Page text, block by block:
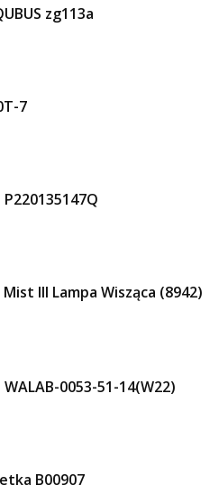
zg113a
7
III Lampa Wisząca (8942)
0053-51-14(W22)
B00907